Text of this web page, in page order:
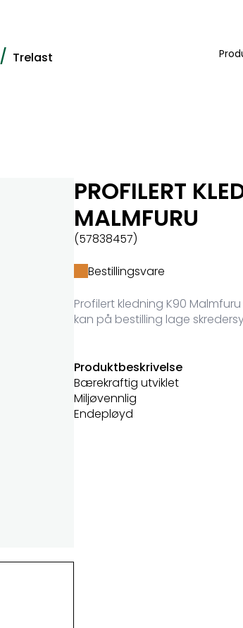
/ Trelast
PROFILERT
MALMFURU
(57838457)
Bestillingsvare
Profilert kledning K90
kan på bestilling lage
Produktbeskrivelse
Bærekraftig utviklet
Miljøvennlig
Endepløyd